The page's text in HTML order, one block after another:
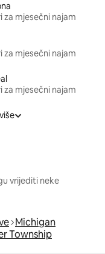
za mjesečni najam
za mjesečni najam
za mjesečni najam
vrijediti neke
Michigan
Township